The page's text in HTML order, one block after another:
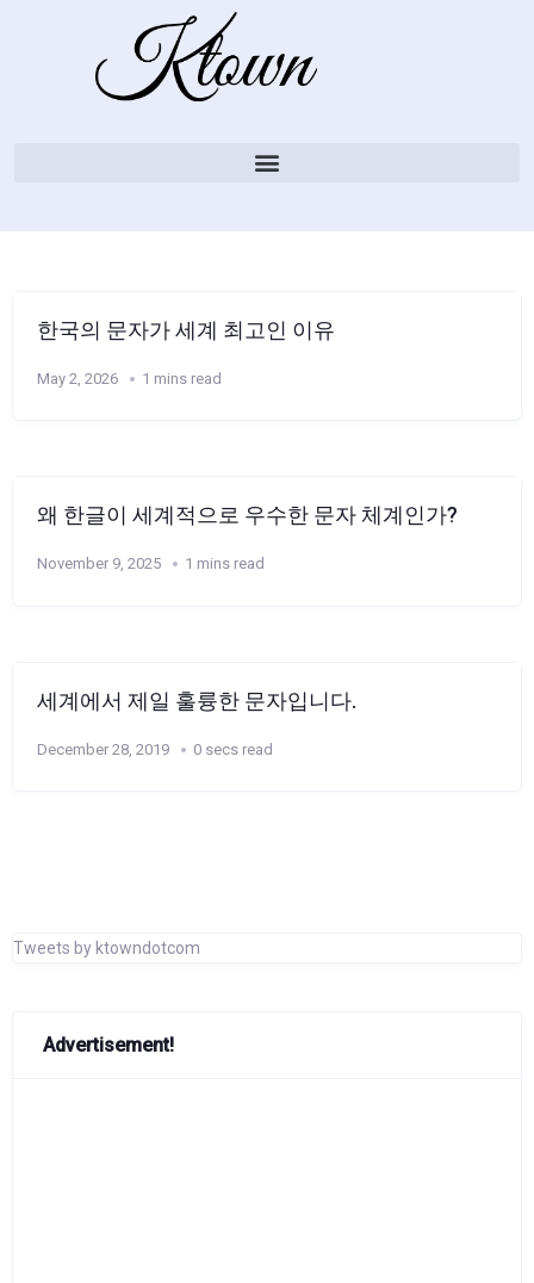
한국의 문자가 세계 최고인 이유
May 2, 2026 1 mins read
왜 한글이 세계적으로 우수한 문자 체계인가?
November 9, 2025 1 mins read
세계에서 제일 훌륭한 문자입니다.
December 28, 2019 0 secs read
Tweets by ktowndotcom
Advertisement!